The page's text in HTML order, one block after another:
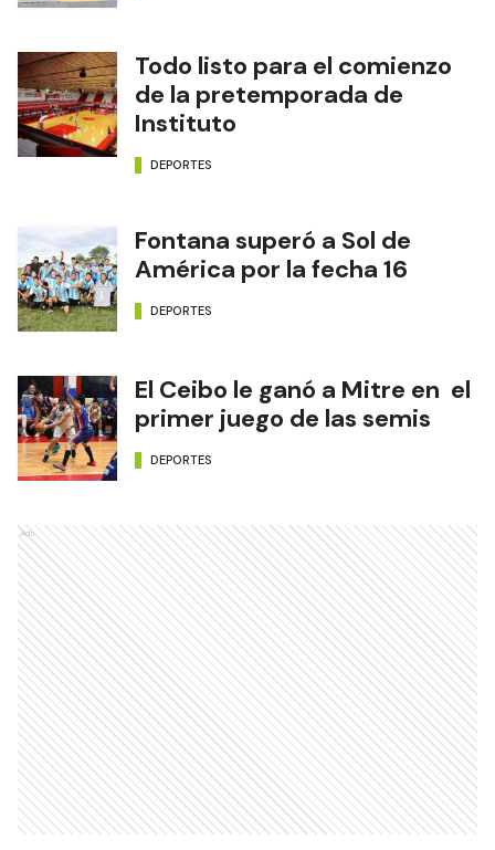
Todo listo para el comienzo
de la pretemporada de
DEPORTES
Fontana superó a Sol de
El Ceibo le ganó a Mitre en el
DEPORTES
Ads